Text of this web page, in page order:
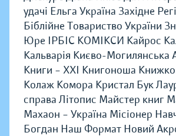
удачі Ельга Україна Західне
Біблійне Товариство України
Юре ІРБІС КОМІКСИ Кайрос
Кальварія Києво-Могилянська
Книги – ХХІ Книгоноша
Колаж Комора Кристал Бук
справа Літопис Майстер книг
Махаон – Україна Місіонер
Богдан Наш Формат Новий